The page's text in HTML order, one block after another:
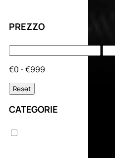
PREZZO
€0 - €999
Reset
CATEGORIE